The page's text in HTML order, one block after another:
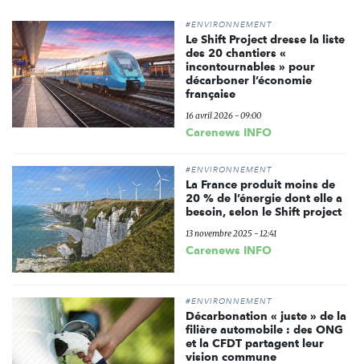
#ENVIRONNEMENT
Le Shift Project dresse la liste
des 20 chantiers «
incontournables » pour
décarboner l’économie
française
16 avril 2026 - 09:00
Carenews INFO
#ENVIRONNEMENT
La France produit moins de
20 % de l’énergie dont elle a
besoin, selon le Shift project
13 novembre 2025 - 12:41
Carenews INFO
#ENVIRONNEMENT
Décarbonation « juste » de la
filière automobile : des ONG
et la CFDT partagent leur
vision commune